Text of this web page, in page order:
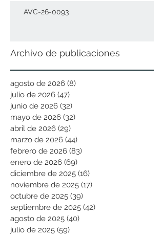
AVC-26-0093
Archivo de publicaciones
agosto de 2026 (8)
julio de 2026 (47)
junio de 2026 (32)
mayo de 2026 (32)
abril de 2026 (29)
marzo de 2026 (44)
febrero de 2026 (83)
enero de 2026 (69)
diciembre de 2025 (16)
noviembre de 2025 (17)
octubre de 2025 (39)
septiembre de 2025 (42)
agosto de 2025 (40)
julio de 2025 (59)